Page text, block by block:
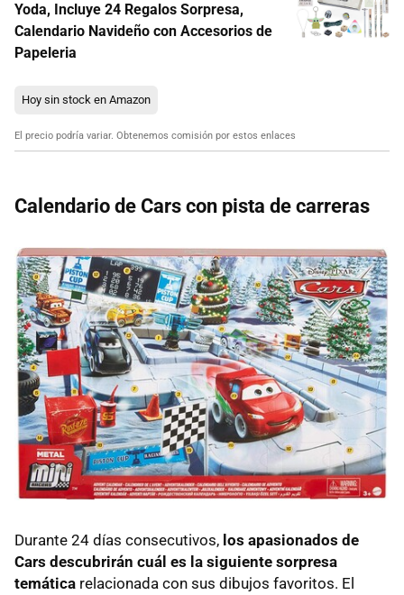
Yoda, Incluye 24 Regalos Sorpresa,
Calendario Navideño con Accesorios de
Papeleria
Hoy sin stock en Amazon
El precio podría variar. Obtenemos comisión por estos enlaces
Calendario de Cars con pista de carreras
Durante 24 días consecutivos, los apasionados de
Cars descubrirán cuál es la siguiente sorpresa
temática relacionada con sus dibujos favoritos. El